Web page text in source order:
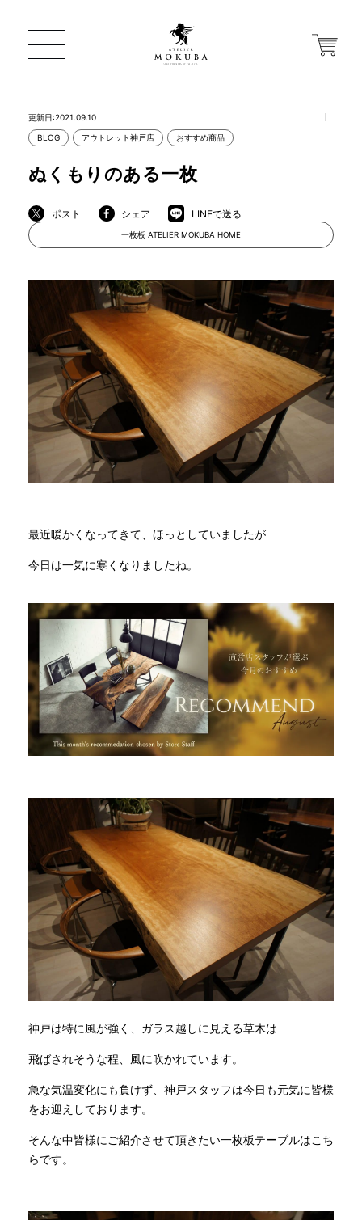
店舗から探す
MOKUBA について
商品情報
直営店
WEBカタログ
全商品一覧
新入荷情報
納品事例
MOKUBA CHANNEL
よくあるご質問
お問い合わせ
更新日:2021.09.10
BLOG アウトレット神戸店 おすすめ商品
ぬくもりのある一枚
ポスト シェア LINEで送る
一枚板 ATELIER MOKUBA HOME
最近暖かくなってきて、ほっとしていましたが
今日は一気に寒くなりましたね。
神戸は特に風が強く、ガラス越しに見える草木は
飛ばされそうな程、風に吹かれています。
急な気温変化にも負けず、神戸スタッフは今日も元気に皆様
をお迎えしております。
そんな中皆様にご紹介させて頂きたい一枚板テーブルはこち
らです。